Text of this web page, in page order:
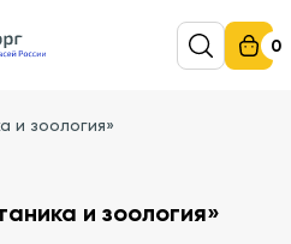
0
и зоология»
и зоология»